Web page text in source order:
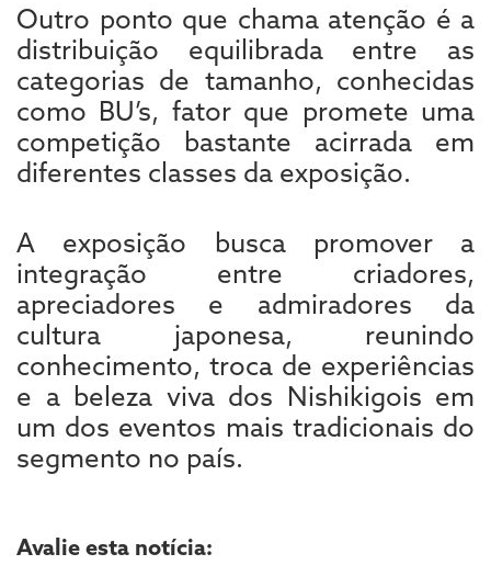
Outro ponto que chama atenção é a
distribuição equilibrada entre as
categorias de tamanho, conhecidas
como BU’s, fator que promete uma
competição bastante acirrada em
diferentes classes da exposição.
A exposição busca promover a
integração entre criadores,
apreciadores e admiradores da
cultura japonesa, reunindo
conhecimento, troca de experiências
e a beleza viva dos Nishikigois em
um dos eventos mais tradicionais do
segmento no país.
Avalie esta notícia: